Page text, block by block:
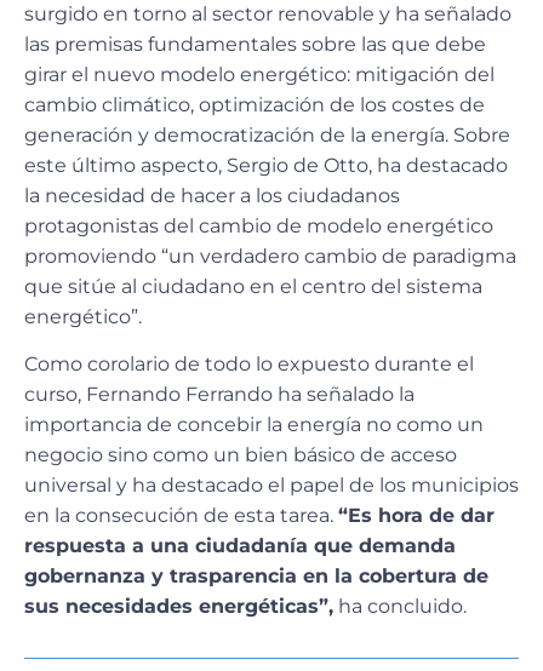
surgido en torno al sector renovable y ha señalado
las premisas fundamentales sobre las que debe
girar el nuevo modelo energético: mitigación del
cambio climático, optimización de los costes de
generación y democratización de la energía. Sobre
este último aspecto, Sergio de Otto, ha destacado
la necesidad de hacer a los ciudadanos
protagonistas del cambio de modelo energético
promoviendo “un verdadero cambio de paradigma
que sitúe al ciudadano en el centro del sistema
energético”.
Como corolario de todo lo expuesto durante el
curso, Fernando Ferrando ha señalado la
importancia de concebir la energía no como un
negocio sino como un bien básico de acceso
universal y ha destacado el papel de los municipios
en la consecución de esta tarea. “Es hora de dar
respuesta a una ciudadanía que demanda
gobernanza y trasparencia en la cobertura de
sus necesidades energéticas”, ha concluido.